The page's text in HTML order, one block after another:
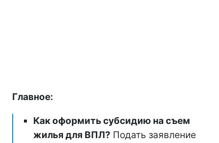
Главное:
Как оформить субсидию на съем
жилья для ВПЛ? Подать заявление